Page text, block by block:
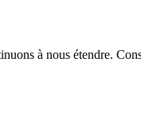
à nous étendre.